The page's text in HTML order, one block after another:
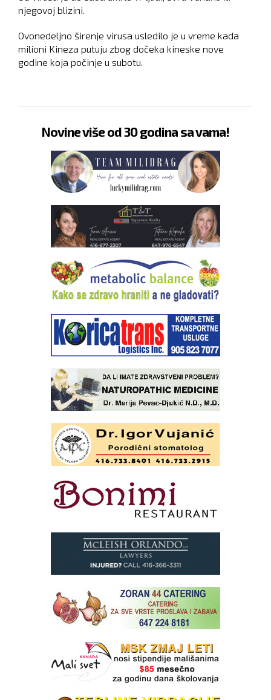
njegovoj blizini.
Ovonedeljno širenje virusa usledilo je u vreme kada
milioni Kineza putuju zbog dočeka kineske nove
godine koja počinje u subotu.
Novine više od 30 godina sa vama!